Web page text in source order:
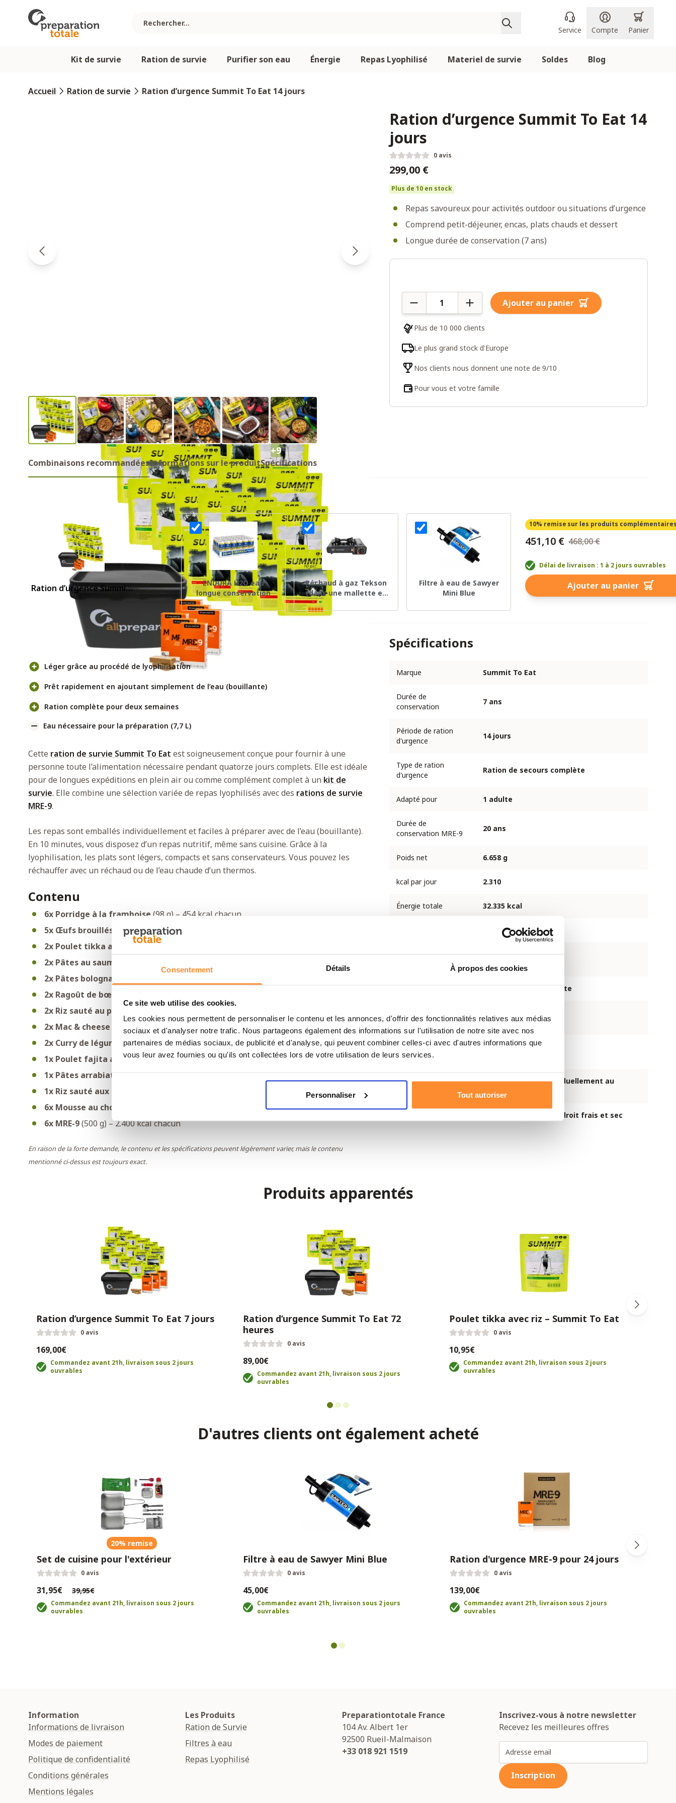
Consentement Détails À propos des cookies
Ce site web utilise des cookies.
Les cookies nous permettent de personnaliser le contenu et les annonces, d'offrir des fonctionnalités relatives aux médias
sociaux et d'analyser notre trafic. Nous partageons également des informations sur l'utilisation de notre site avec nos
partenaires de médias sociaux, de publicité et d'analyse, qui peuvent combiner celles-ci avec d'autres informations que
vous leur avez fournies ou qu'ils ont collectées lors de votre utilisation de leurs services.
Personnaliser Tout autoriser
Kit de survie Ration de survie Purifier son eau Énergie Repas Lyophilisé Materiel de survie Soldes Blog
Service Compte Panier
Accueil Ration de survie Ration d’urgence Summit To Eat 14 jours
+9
Ration d’urgence Summit To Eat 14
jours
0 avis
299,00 €
Plus de 10 en stock
Repas savoureux pour activités outdoor ou situations d’urgence
Comprend petit-déjeuner, encas, plats chauds et dessert
Longue durée de conservation (7 ans)
Ajouter au panier
Plus de 10 000 clients
Le plus grand stock d'Europe
Nos clients nous donnent une note de 9/10
Pour vous et votre famille
Combinaisons recommandéesInformations sur le produitSpécifications
Combinaisons recommandes
Ration d’urgence Summit
To Eat 14 jours
ENDURA H2O eau
longue conservation
Réchaud à gaz Tekson
(dans une mallette en
Filtre à eau de Sawyer
Mini Blue
10% remise sur les produits
451,10 € 468,00 €
Délai de livraison : 1 à 2 jours ouvrables
Ajouter au panier
Pour et contre
Léger grâce au procédé de lyophilisation
Prêt rapidement en ajoutant simplement de l’eau (bouillante)
Ration complète pour deux semaines
Eau nécessaire pour la préparation (7,7 L)
Cette ration de survie Summit To Eat est soigneusement conçue pour fournir à une
personne toute l’alimentation nécessaire pendant quatorze jours complets. Elle est idéale
pour de longues expéditions en plein air ou comme complément complet à un kit de
survie. Elle combine une sélection variée de repas lyophilisés avec des rations de survie
MRE-9.
Les repas sont emballés individuellement et faciles à préparer avec de l’eau (bouillante).
En 10 minutes, vous disposez d’un repas nutritif, même sans cuisine. Grâce à la
lyophilisation, les plats sont légers, compacts et sans conservateurs. Vous pouvez les
réchauffer avec un réchaud ou de l’eau chaude d’un thermos.
Contenu
6x Porridge à la framboise (98 g) – 454 kcal chacun
5x Œufs brouillés au fromage(87 g) – 454 kcal chacun
2x Poulet tikka avec riz(126 g) – 688 kcal chacun
2x Pâtes au saumon et brocoli
2x Pâtes bolognaises
2x Ragoût de bœuf avec pommes de terre
2x Riz sauté au poulet
2x Mac & cheese (118 g) – 603 kcal
2x Curry de légumes tikka masala avec riz(121 g) – 605 kcal
1x Poulet fajita avec riz (128 g) – 604 kcal
1x Pâtes arrabiata épicées
1x Riz sauté aux légumes
6x Mousse au chocolat avec granola aux cerises
(97 g) – 412 kcal chacun
6x MRE-9(500 g) – 2.400 kcal chacun
En raison de la forte demande, le contenu et les spécifications peuvent légèrement varier, mais le contenu
mentionné ci-dessus est toujours exact.
Spécifications
Marque Summit To Eat
Durée de
conservation
7 ans
Période de ration
d'urgence
14 jours
Type de ration
d'urgence
Ration de secours complète
Adapté pour 1 adulte
Durée de
conservation MRE-9
20 ans
Poids net 6.658 g
kcal par jour 2.310
Énergie totale 32.335 kcal
7.725 ml d’eau bouillante
par repas
10 minutes
Moyenne kcal par
repas
Repas emballés individuellement au
format poche
Conserver dans un endroit frais et sec
Produits apparentés
Ration d’urgence Summit To Eat 7 jours
0 avis
169,00€
Commandez avant 21h, livraison sous 2 jours
ouvrables
Ration d’urgence Summit To Eat 72
heures
0 avis
89,00€
Commandez avant 21h, livraison sous 2 jours
ouvrables
Poulet tikka avec riz – Summit To Eat
0 avis
10,95€
Commandez avant 21h, livraison sous 2 jours
ouvrables
D'autres clients ont également acheté
20% remise
Set de cuisine pour l'extérieur
0 avis
31,95€ 39,95€
Commandez avant 21h, livraison sous 2 jours
ouvrables
Filtre à eau de Sawyer Mini Blue
0 avis
45,00€
Commandez avant 21h, livraison sous 2 jours
ouvrables
Ration d'urgence MRE-9 pour 24 jours
0 avis
139,00€
Commandez avant 21h, livraison sous 2 jours
ouvrables
Information
Informations de livraison
Modes de paiement
Politique de confidentialité
Conditions générales
Mentions légales
Les Produits
Ration de Survie
Filtres à eau
Repas Lyophilisé
Preparationtotale France
104 Av. Albert 1er
92500 Rueil-Malmaison
+33 018 921 1519
Inscrivez-vous à notre newsletter
Recevez les meilleures offres
Adresse email
Inscription